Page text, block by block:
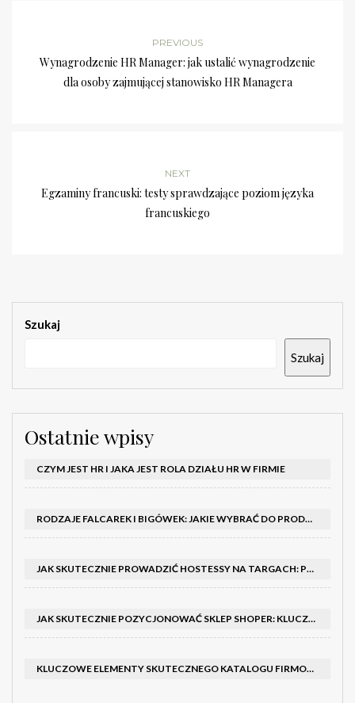
PREVIOUS
Wynagrodzenie HR Manager: jak ustalić wynagrodzenie
dla osoby zajmującej stanowisko HR Managera
NEXT
Egzaminy francuski: testy sprawdzające poziom języka
francuskiego
Szukaj
Szukaj
Ostatnie wpisy
CZYM JEST HR I JAKA JEST ROLA DZIAŁU HR W FIRMIE
RODZAJE FALCAREK I BIGÓWEK: JAKIE WYBRAĆ DO PRODUKCJI?
JAK SKUTECZNIE PROWADZIĆ HOSTESSY NA TARGACH: PORADNIK I SZKOLENIA
JAK SKUTECZNIE POZYCJONOWAĆ SKLEP SHOPER: KLUCZOWE KROKI I STRATEGIE
KLUCZOWE ELEMENTY SKUTECZNEGO KATALOGU FIRMOWEGO I BROSZURY